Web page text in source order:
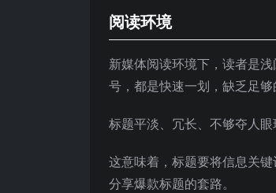
阅读环境
新媒体阅读环境下，读者是
号，都是快速一划，缺乏足够
标题平淡、冗长、不够夺人
这意味着，标题要将信息关
分享爆款标题的套路。